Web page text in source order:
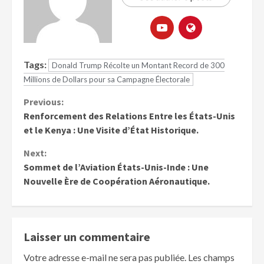
Tags: Donald Trump Récolte un Montant Record de 300
Millions de Dollars pour sa Campagne Électorale
Previous:
Renforcement des Relations Entre les États-Unis
et le Kenya : Une Visite d’État Historique.
Next:
Sommet de l’Aviation États-Unis-Inde : Une
Nouvelle Ère de Coopération Aéronautique.
Laisser un commentaire
Votre adresse e-mail ne sera pas publiée. Les champs